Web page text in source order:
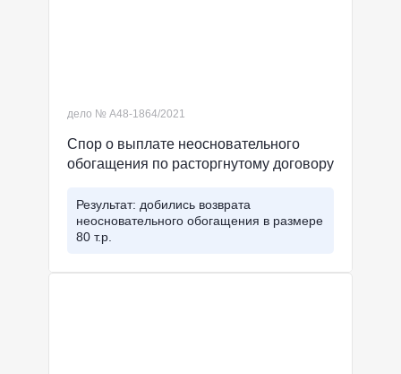
дело № А48-1864/2021
Спор о выплате неосновательного
обогащения по расторгнутому договору
Результат: добились возврата
неосновательного обогащения в размере
80 т.р.